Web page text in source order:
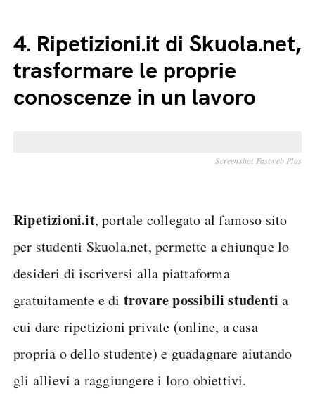
4. Ripetizioni.it di Skuola.net,
trasformare le proprie
conoscenze in un lavoro
Screenshot Fastweb Plus
Ripetizioni.it, portale collegato al famoso sito
per studenti Skuola.net, permette a chiunque lo
desideri di iscriversi alla piattaforma
gratuitamente e di trovare possibili studenti a
cui dare ripetizioni private (online, a casa
propria o dello studente) e guadagnare aiutando
gli allievi a raggiungere i loro obiettivi.